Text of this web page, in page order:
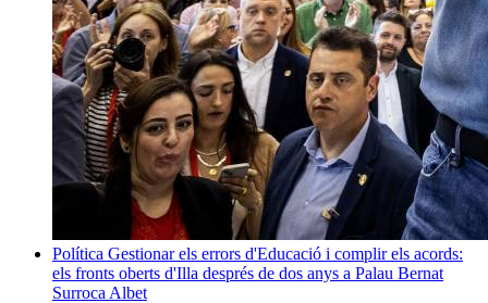
Política Gestionar els errors d'Educació i complir els acords:
els fronts oberts d'Illa després de dos anys a Palau Bernat
Surroca Albet